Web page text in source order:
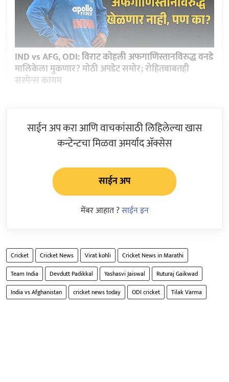
IND vs AFG, ODI: विराट कोहली अफगाणिस्तानविरुद्ध वनडे
मालिकेला मुकणार? मोठी अपडेट समोर; रोहितबाबतही
सस्पेन्स कायम
साईन अप करा आणि वाचकांसाठी लिहिलेल्या खास
कन्टेन्टचा मिळवा अमर्याद ॲक्सेस
साईन अप
मेंबर आहात ?साईन इन
Cricket Cricket News Virat kohli
Cricket News in Marathi
Team India
Devdutt Padikkal Yashasvi Jaiswal
Ruturaj Gaikwad
India vs Afghanistan
cricket news today ODI cricket Tilak Varma